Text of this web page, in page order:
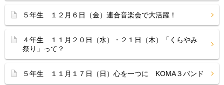
５年生 １２月６日（金）連合音楽会で大活躍！
４年生 １１月２０日（水）・２１日（木）「くらやみ
祭り」って？
５年生 １１月１７日（日）心を一つに KOMA３バンド